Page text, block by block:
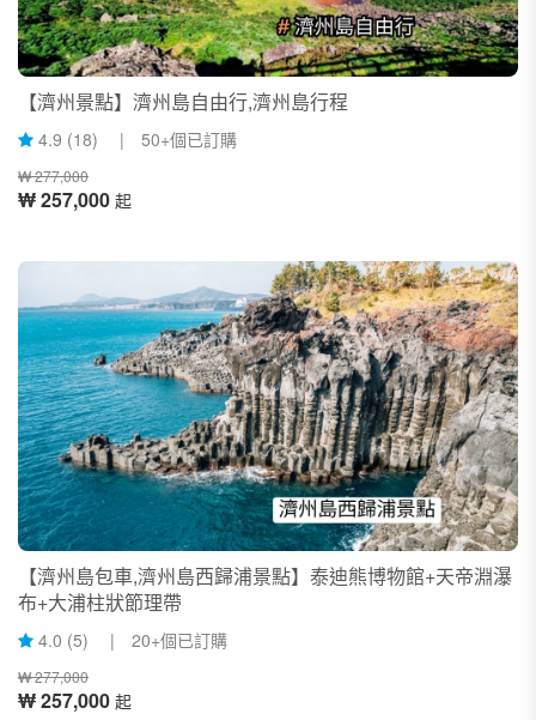
【濟州景點】濟州島自由行,濟州島行程
4.9 (18) | 50+個已訂購
₩ 277,000
₩ 257,000 起
【濟州島包車,濟州島西歸浦景點】泰迪熊博物館+天帝淵瀑
布+大浦柱狀節理帶
4.0 (5) | 20+個已訂購
₩ 277,000
₩ 257,000 起